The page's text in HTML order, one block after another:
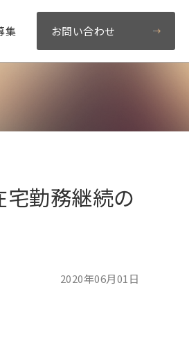
集 お問い合わせ
勤務継続の
2020年06月01日